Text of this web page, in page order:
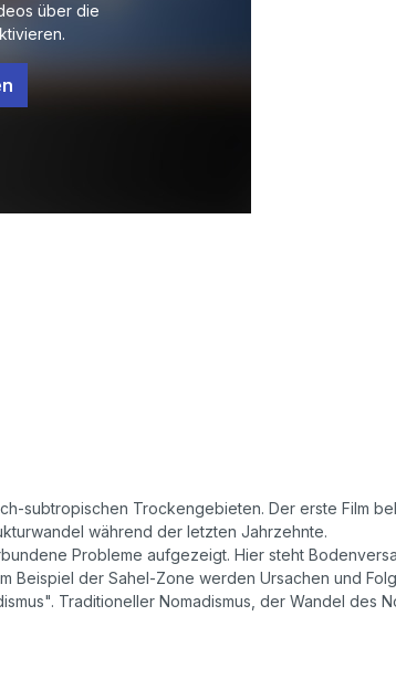
über die
subtropischen Trockengebieten. Der erste Film
während der letzten Jahrzehnte.
Probleme aufgezeigt. Hier steht
Beispiel der Sahel-Zone werden Ursachen und
Traditioneller Nomadismus, der Wandel des